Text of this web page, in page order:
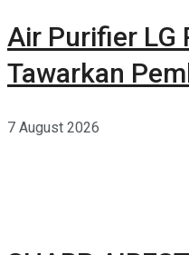
Air Purifier LG
Tawarkan
7 August 2026